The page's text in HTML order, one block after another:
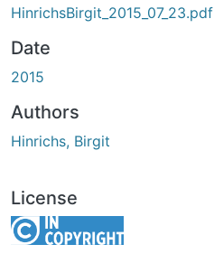
HinrichsBirgit_2015_07_23.pdf
Date
2015
Authors
Hinrichs, Birgit
License